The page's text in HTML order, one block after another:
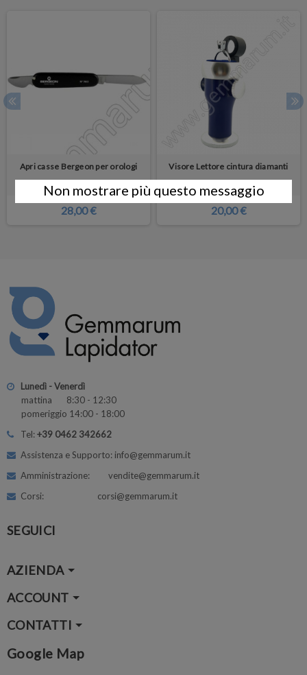
Apri casse Bergeon per orologi
28,00 €
Visore Lettore cintura diamanti
20,00 €
Lunedì - Venerdì
mattina 8:30 - 12:30
pomeriggio 14:00 - 18:00
Tel:+39 0462 342662
Assistenza e Supporto: info@gemmarum.it
Amministrazione: vendite@gemmarum.it
Corsi: corsi@gemmarum.it
SEGUICI
AZIENDA
ACCOUNT
CONTATTI
Google Map
Non mostrare più questo messaggio